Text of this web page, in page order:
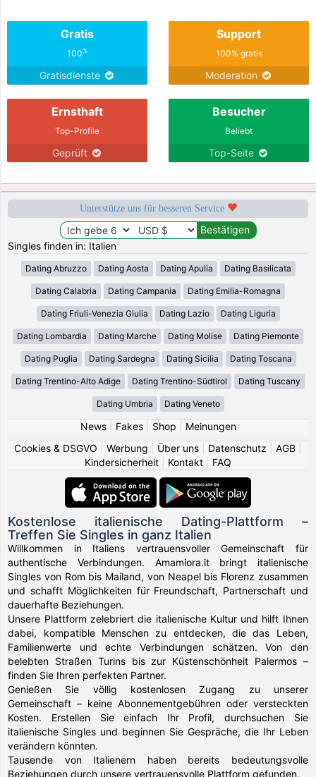
Gratis
100%
Gratisdienste
Support
100% gratis
Moderation
Ernsthaft
Top-Profile
Geprüft
Besucher
Beliebt
Top-Seite
Unterstütze uns für besseren Service
Singles finden in: Italien
Dating Abruzzo Dating Aosta Dating Apulia Dating Basilicata
Dating Calabria Dating Campania Dating Emilia-Romagna
Dating Friuli-Venezia Giulia Dating Lazio Dating Liguria
Dating Lombardia Dating Marche Dating Molise Dating Piemonte
Dating Puglia Dating Sardegna Dating Sicilia Dating Toscana
Dating Trentino-Alto Adige Dating Trentino-Südtirol Dating Tuscany
Dating Umbria Dating Veneto
News| Fakes| Shop
Meinungen
Cookies & DSGVO
Werbung Über uns Datenschutz AGB
Kindersicherheit
Kontakt FAQ
Kostenlose italienische Dating-Plattform –
Treffen Sie Singles in ganz Italien
Willkommen in Italiens vertrauensvoller Gemeinschaft für
authentische Verbindungen. Amamiora.it bringt italienische
Singles von Rom bis Mailand, von Neapel bis Florenz zusammen
und schafft Möglichkeiten für Freundschaft, Partnerschaft und
dauerhafte Beziehungen.
Unsere Plattform zelebriert die italienische Kultur und hilft Ihnen
dabei, kompatible Menschen zu entdecken, die das Leben,
Familienwerte und echte Verbindungen schätzen. Von den
belebten Straßen Turins bis zur Küstenschönheit Palermos –
finden Sie Ihren perfekten Partner.
Genießen Sie völlig kostenlosen Zugang zu unserer
Gemeinschaft – keine Abonnementgebühren oder versteckten
Kosten. Erstellen Sie einfach Ihr Profil, durchsuchen Sie
italienische Singles und beginnen Sie Gespräche, die Ihr Leben
verändern könnten.
Tausende von Italienern haben bereits bedeutungsvolle
Beziehungen durch unsere vertrauensvolle Plattform gefunden.